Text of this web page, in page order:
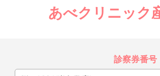
あべクリニック
診察券番号